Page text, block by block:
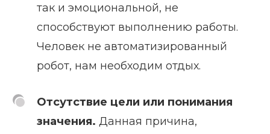
так и эмоциональной, не
способствуют выполнению работы.
Человек не автоматизированный
робот, нам необходим отдых.
Отсутствие цели или понимания
значения. Данная причина,